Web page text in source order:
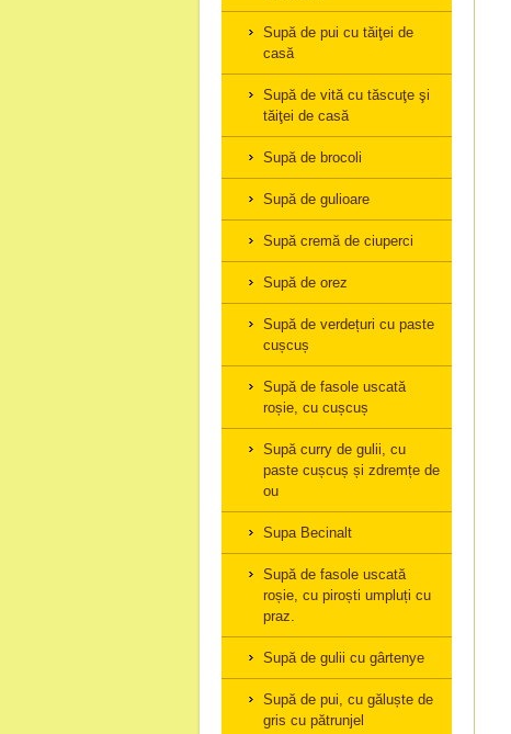
Supă de pui cu tăiţei de
casă
Supă de vită cu tăscuţe şi
tăiţei de casă
Supă de brocoli
Supă de gulioare
Supă cremă de ciuperci
Supă de orez
Supă de verdețuri cu paste
cușcuș
Supă de fasole uscată
roșie, cu cușcuș
Supă curry de gulii, cu
paste cușcuș și zdremțe de
ou
Supa Becinalt
Supă de fasole uscată
roșie, cu piroști umpluți cu
praz.
Supă de gulii cu gârtenye
Supă de pui, cu găluște de
gris cu pătrunjel